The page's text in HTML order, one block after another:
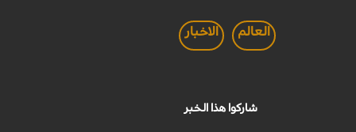
العالم الاخبار
شاركوا هذا الخبر